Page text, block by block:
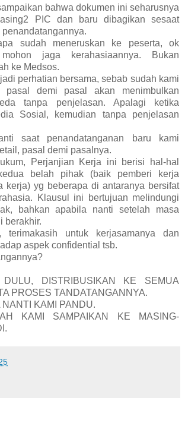
bahwa dokumen ini seharusnya
PIC dan baru dibagikan sesaat
sudah meneruskan ke peserta, ok
jaga kerahasiaannya. Bukan
ke Medsos.
perhatian bersama, sebab sudah kami
pasal demi pasal akan menimbulkan
tanpa penjelasan. Apalagi ketika
Sosial, kemudian tanpa penjelasan
saat penandatanganan baru kami
pasal demi pasalnya.
Perjanjian Kerja ini berisi hal-hal
belah pihak (baik pemberi kerja
kerja) yg beberapa di antaranya bersifat
Klausul ini bertujuan melindungi
bahkan apabila nanti setelah masa
berakhir.
untuk kerjasamanya dan
aspek confidential tsb.
DULU, DISTRIBUSIKAN KE SEMUA
PROSES TANDATANGANNYA.
KAMI PANDU.
KAMI SAMPAIKAN KE MASING-